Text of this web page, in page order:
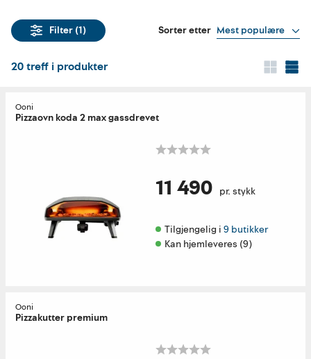
Filter (1) Sorter etter Mest populære
20treff i produkter
Ooni
Pizzaovn koda 2 max gassdrevet
11 490 pr. stykk
Tilgjengelig i 9 butikker
Kan hjemleveres (9)
Ooni
Pizzakutter premium